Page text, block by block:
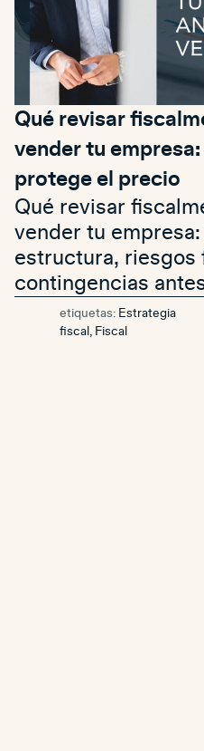
Qué revisar
vender tu
protege el precio
Qué revisar
vender tu
estructura, riesgos
contingencias
etiquetas: Estrategia
fiscal , Fiscal